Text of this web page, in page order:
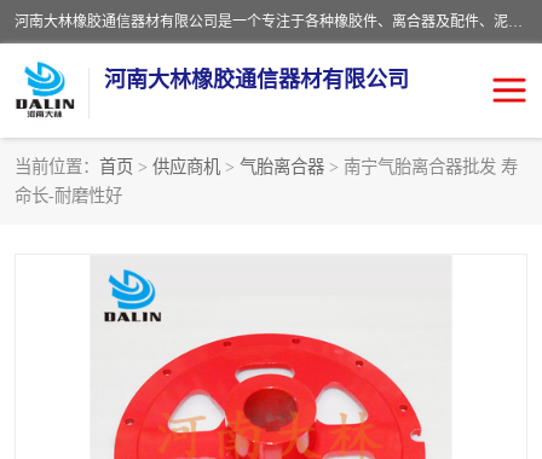
河南大林橡胶通信器材有限公司是一个专注于各种橡胶件、离合器及配件、泥浆泵及配件等产品设计制造和加工的企业。产品应用于矿山、冶金、石油、钢铁、化工、水泥、船舶、造纸、通用机械等各种大功率机械传动或制动装置。
河南大林橡胶通信器材有限公司
当前位置： 首页 > 供应商机 > 气胎离合器 > 南宁气胎离合器批发 寿
命长-耐磨性好
推盘离合器
VC离合器
PO隔膜离合器
泥浆泵空气包胶囊 气动元件
DY隔膜式离合器 CB离合器